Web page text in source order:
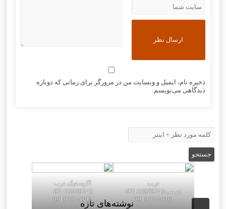
ذخیره نام، ایمیل و وبسایت من در مرورگر برای زمانی که دوباره
دیدگاهی می‌نویسم.
درب
چرمی02155969245-
09196375800
اکوستیک درب
02155969245-
09196375800نوشته‌های تازه